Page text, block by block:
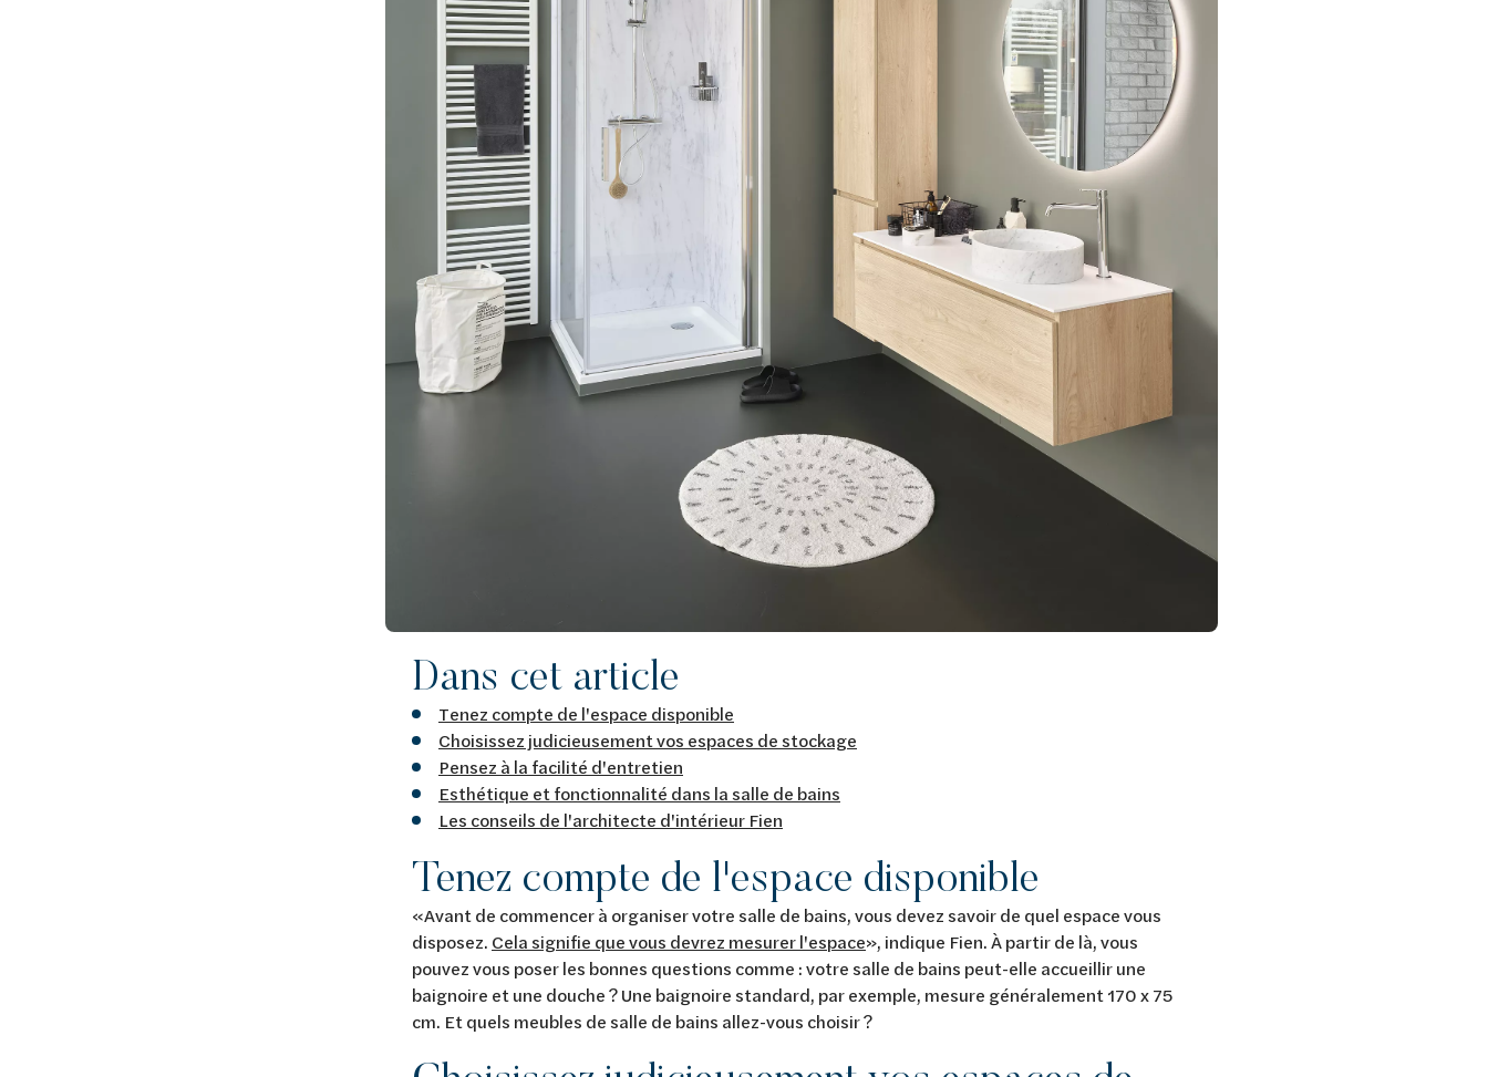
Dans cet article
Tenez compte de l'espace disponible
Choisissez judicieusement vos espaces de stockage
Pensez à la facilité d'entretien
Esthétique et fonctionnalité dans la salle de bains
Les conseils de l'architecte d'intérieur Fien
Tenez compte de l'espace disponible
«Avant de commencer à organiser votre salle de bains, vous devez savoir de quel espace vous
disposez. Cela signifie que vous devrez mesurer l'espace», indique Fien. À partir de là, vous
pouvez vous poser les bonnes questions comme : votre salle de bains peut-elle accueillir une
baignoire et une douche ? Une baignoire standard, par exemple, mesure généralement 170 x 75
cm. Et quels meubles de salle de bains allez-vous choisir ?